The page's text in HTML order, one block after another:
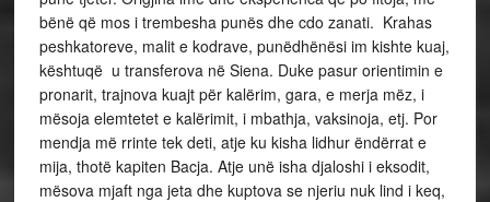
bënë që mos i trembesha punës dhe cdo zanati. Krahas
peshkatoreve, malit e kodrave, punëdhënësi im kishte kuaj,
kështuqë u transferova në Siena. Duke pasur orientimin e
pronarit, trajnova kuajt për kalërim, gara, e merja mëz, i
mësoja elemtetet e kalërimit, i mbathja, vaksinoja, etj. Por
mendja më rrinte tek deti, atje ku kisha lidhur ëndërrat e
mija, thotë kapiten Bacja. Atje unë isha djaloshi i eksodit,
mësova mjaft nga jeta dhe kuptova se njeriu nuk lind i keq,